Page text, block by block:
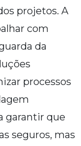
projetos. A
com
da
processos
garantir que
seguros, mas